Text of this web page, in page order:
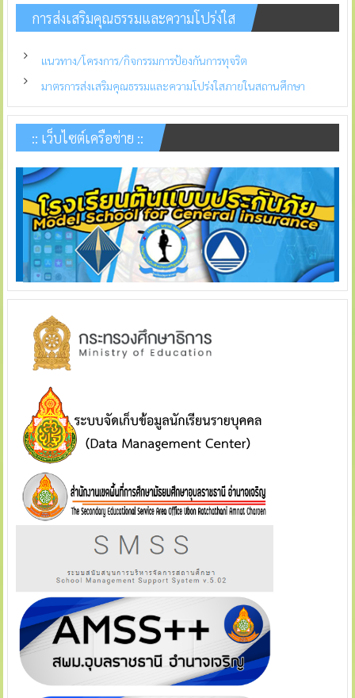
การส่งเสริมคุณธรรมและความโปร่งใส
แนวทาง/โครงการ/กิจกรรมการป้องกันการทุจริต
มาตรการส่งเสริมคุณธรรมและความโปร่งใสภายในสถานศึกษา
:: เว็บไซต์เครือข่าย ::